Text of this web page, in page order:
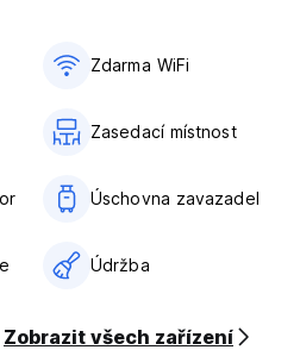
Zdarma WiFi
Zasedací místnost
Úschovna zavazadel
Údržba
Zobrazit všech zařízení